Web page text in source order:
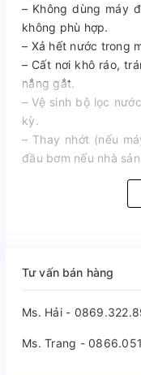
– Không dùng máy
không phù hợp.
– Xả hết nước trong
– Cất nơi khô ráo,
nắng gắt.
– Vệ sinh bộ lọc
kỳ.
– Thay nhớt (nếu
đầu bơm nếu nhà
Tư vấn bán hàng
Ms. Hải -
Ms. Trang -